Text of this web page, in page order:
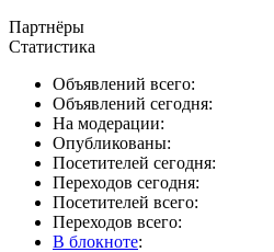
Партнёры
Статистика
Объявлений всего:
Объявлений сегодня:
На модерации:
Опубликованы:
Посетителей сегодня:
Переходов сегодня:
Посетителей всего:
Переходов всего:
В блокноте: